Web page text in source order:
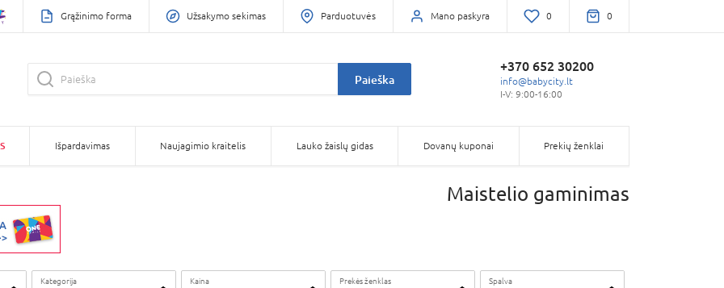
Grąžinimo forma Užsakymo sekimas Parduotuvės Mano paskyra 0 0
Paieška
+370 652 30200
info@babycity.lt
I-V: 9:00-16:00
Išpardavimas Naujagimio kraitelis Lauko žaislų gidas Dovanų kuponai Prekių ženklai
Maistelio gaminimas
Kategorija Kaina Prekės ženklas Spalva